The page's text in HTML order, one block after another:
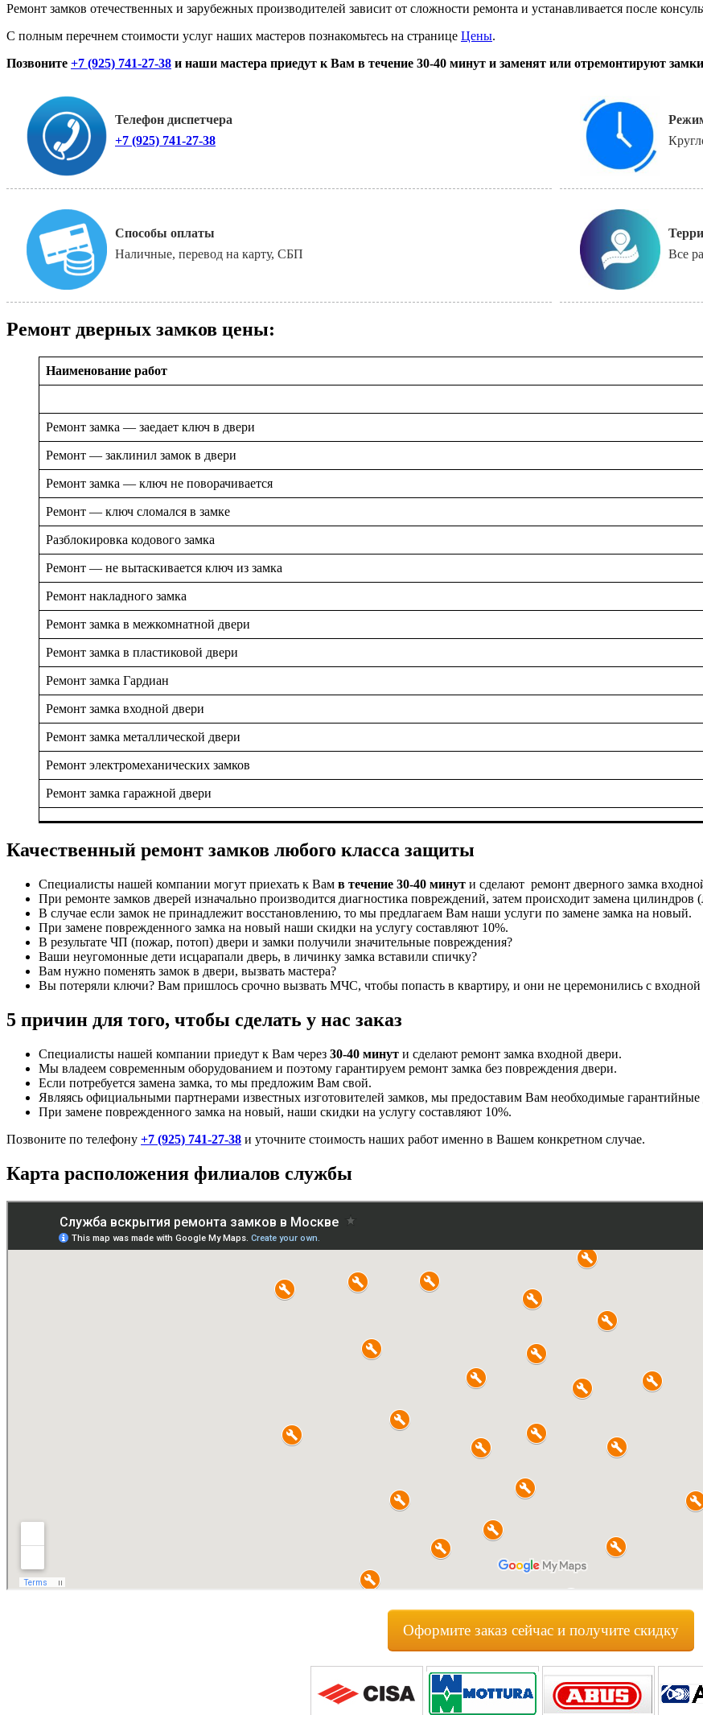
Ремонт замков отечественных и зарубежных производителей зависит от сложности ремонта и устанавливается после
С полным перечнем стоимости услуг наших мастеров познакомьтесь на странице Цены.
Позвоните +7 (925) 741-27-38 и наши мастера приедут к Вам в течение 30-40 минут и заменят или отремонтируют
Телефон диспетчера
+7 (925) 741-27-38
Способы оплаты
Наличные, перевод на карту, СБП
Все
Ремонт дверных замков цены:
Наименование работ
Ремонт замка — заедает ключ в двери
Ремонт — заклинил замок в двери
Ремонт замка — ключ не поворачивается
Ремонт — ключ сломался в замке
Разблокировка кодового замка
Ремонт — не вытаскивается ключ из замка
Ремонт накладного замка
Ремонт замка в межкомнатной двери
Ремонт замка в пластиковой двери
Ремонт замка Гардиан
Ремонт замка входной двери
Ремонт замка металлической двери
Ремонт электромеханических замков
Ремонт замка гаражной двери
Качественный ремонт замков любого класса защиты
Специалисты нашей компании могут приехать к Вам в течение 30-40 минут и сделают ремонт дверного замка
При ремонте замков дверей изначально производится диагностика повреждений, затем происходит замена
В случае если замок не принадлежит восстановлению, то мы предлагаем Вам наши услуги по замене замка на новый.
При замене поврежденного замка на новый наши скидки на услугу составляют 10%.
В результате ЧП (пожар, потоп) двери и замки получили значительные повреждения?
Ваши неугомонные дети иcцарапали дверь, в личинку замка вставили спичку?
Вам нужно поменять замок в двери, вызвать мастера?
Вы потеряли ключи? Вам пришлось срочно вызвать МЧС, чтобы попасть в квартиру, и они не церемонились с входной
5 причин для того, чтобы сделать у нас заказ
Специалисты нашей компании приедут к Вам через 30-40 минут и сделают ремонт замка входной двери.
Мы владеем современным оборудованием и поэтому гарантируем ремонт замка без повреждения двери.
Если потребуется замена замка, то мы предложим Вам свой.
Являясь официальными партнерами известных изготовителей замков, мы предоставим Вам необходимые
При замене поврежденного замка на новый, наши скидки на услугу составляют 10%.
Позвоните по телефону +7 (925) 741-27-38 и уточните стоимость наших работ именно в Вашем конкретном случае.
Карта расположения филиалов службы
Оформите заказ сейчас и получите скидку